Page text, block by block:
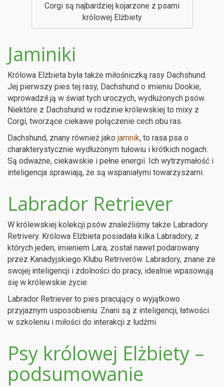
Corgi są najbardziej kojarzone z psami
królowej Elżbiety
Jaminiki
Królowa Elżbieta była także miłośniczką rasy Dachshund.
Jej pierwszy pies tej rasy, Dachshund o imieniu Dookie,
wprowadził ją w świat tych uroczych, wydłużonych psów.
Niektóre z Dachshund w rodzinie królewskiej to mixy z
Corgi, tworzące ciekawe połączenie cech obu ras.
Dachshund, znany również jako jamnik, to rasa psa o
charakterystycznie wydłużonym tułowiu i krótkich nogach.
Są odważne, ciekawskie i pełne energii. Ich wytrzymałość i
inteligencja sprawiają, że są wspaniałymi towarzyszami.
Labrador Retriever
W królewskiej kolekcji psów znaleźliśmy także Labradory
Retrivery. Królowa Elżbieta posiadała kilka Labradory, z
których jeden, imieniem Lara, został nawet podarowany
przez Kanadyjskiego Klubu Retriverów. Labradory, znane ze
swojej inteligencji i zdolności do pracy, idealnie wpasowują
się w królewskie życie.
Labrador Retriever to pies pracujący o wyjątkowo
przyjaznym usposobieniu. Znani są z inteligencji, łatwości
w szkoleniu i miłości do interakcji z ludźmi.
Psy królowej Elżbiety –
podsumowanie